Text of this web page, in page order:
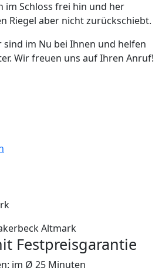
im Schloss frei hin und her
Riegel aber nicht zurückschiebt.
sind im Nu bei Ihnen und helfen
Wir freuen uns auf Ihren Anruf!
Altmark
Festpreisgarantie
im Ø 25 Minuten